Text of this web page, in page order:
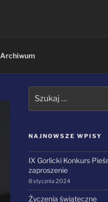
Archiwum
NAJNOWSZE WPISY
IX Gorlicki Konkurs
zaproszenie
8 stycznia 2024
Życzenia świąteczne